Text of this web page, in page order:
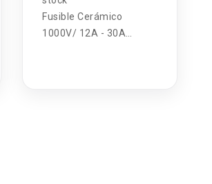
Fusible Cerámico
1000V/ 12A - 30A